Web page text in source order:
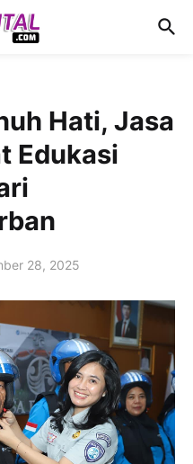
Hati, Jasa
Edukasi
28, 2025